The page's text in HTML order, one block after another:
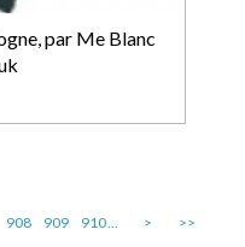
par Me Blanc
908 909 910... > >>